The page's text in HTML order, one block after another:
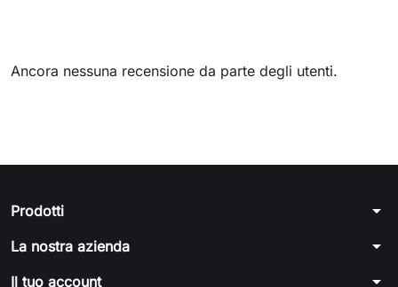
Ancora nessuna recensione da parte degli utenti.
Prodotti arrow_drop_down
La nostra azienda arrow_drop_down
Il tuo account arrow_drop_down